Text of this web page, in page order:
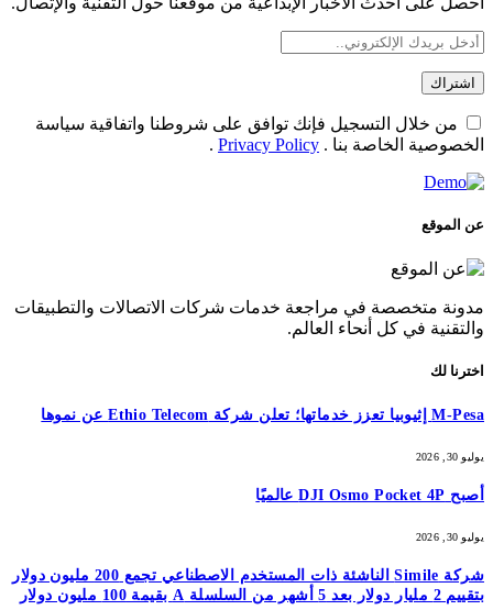
من خلال التسجيل فإنك توافق على شروطنا واتفاقية سياسة
الخصوصية الخاصة بنا . Privacy Policy
.
عن الموقع
مدونة متخصصة في مراجعة خدمات شركات الاتصالات والتطبيقات
والتقنية في كل أنحاء العالم.
اخترنا لك
M-Pesa إثيوبيا تعزز خدماتها؛ تعلن شركة Ethio Telecom عن نموها
يوليو 30, 2026
أصبح DJI Osmo Pocket 4P عالميًا
يوليو 30, 2026
شركة Simile الناشئة ذات المستخدم الاصطناعي تجمع 200 مليون دولار
بتقييم 2 مليار دولار بعد 5 أشهر من السلسلة A بقيمة 100 مليون دولار